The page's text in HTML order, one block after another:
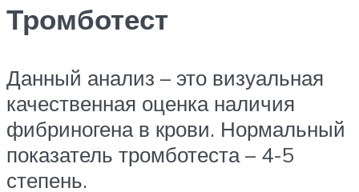
Тромботест
Данный анализ – это визуальная
качественная оценка наличия
фибриногена в крови. Нормальный
показатель тромботеста – 4-5
степень.